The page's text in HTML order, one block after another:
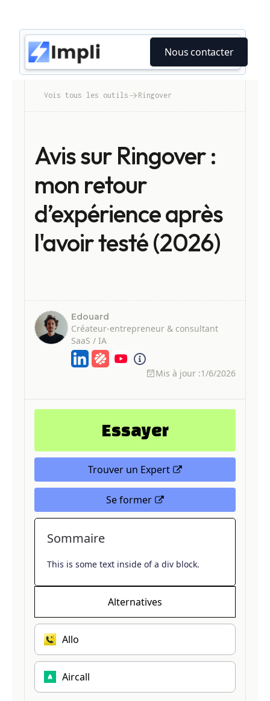
Nous contacter
Vois tous les outils Ringover
Avis sur Ringover :
mon retour
d’expérience après
l'avoir testé (2026)
Edouard
Créateur-entrepreneur & consultant
SaaS / IA
Mis à jour :1/6/2026
Essayer
Trouver un Expert
Se former
Sommaire
This is some text inside of a div block.
Alternatives
Allo
Aircall